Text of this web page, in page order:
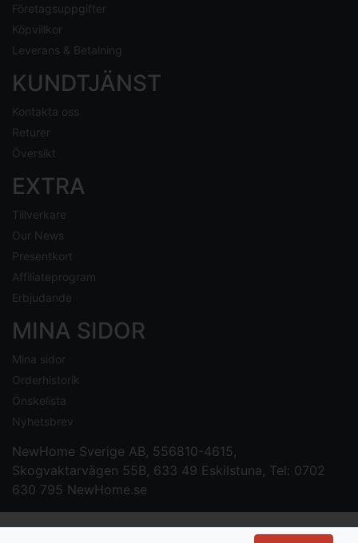
Företagsuppgifter
Köpvillkor
Leverans & Betalning
KUNDTJÄNST
Kontakta oss
Returer
Översikt
EXTRA
Tillverkare
Our News
Presentkort
Affiliateprogram
Erbjudande
MINA SIDOR
Mina sidor
Orderhistorik
Önskelista
Nyhetsbrev
NewHome Sverige AB, 556810-4615,
Skogvaktarvägen 55B, 633 49 Eskilstuna, Tel: 0702
630 795 NewHome.se